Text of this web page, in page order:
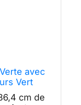
avec
Vert
cm de